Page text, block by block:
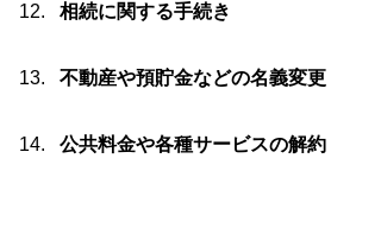
相続に関する手続き
不動産や預貯金などの名義変更
公共料金や各種サービスの解約